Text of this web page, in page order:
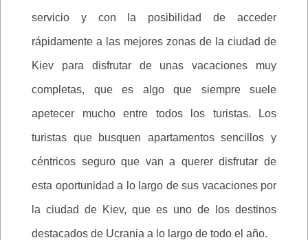
servicio y con la posibilidad de acceder
rápidamente a las mejores zonas de la ciudad de
Kiev para disfrutar de unas vacaciones muy
completas, que es algo que siempre suele
apetecer mucho entre todos los turistas. Los
turistas que busquen apartamentos sencillos y
céntricos seguro que van a querer disfrutar de
esta oportunidad a lo largo de sus vacaciones por
la ciudad de Kiev, que es uno de los destinos
destacados de Ucrania a lo largo de todo el año.